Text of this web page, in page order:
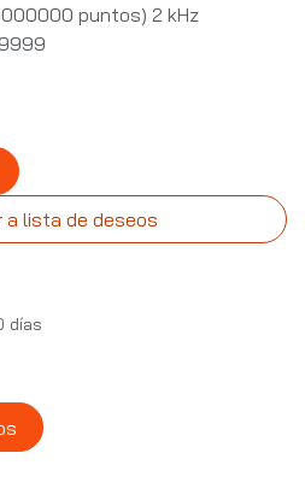
puntos) 2 kHz
a lista de deseos
días